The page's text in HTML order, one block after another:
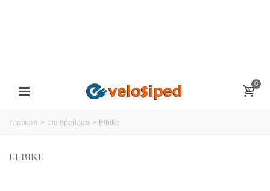
0
Главная > По брендам > Elbike
ELBIKE